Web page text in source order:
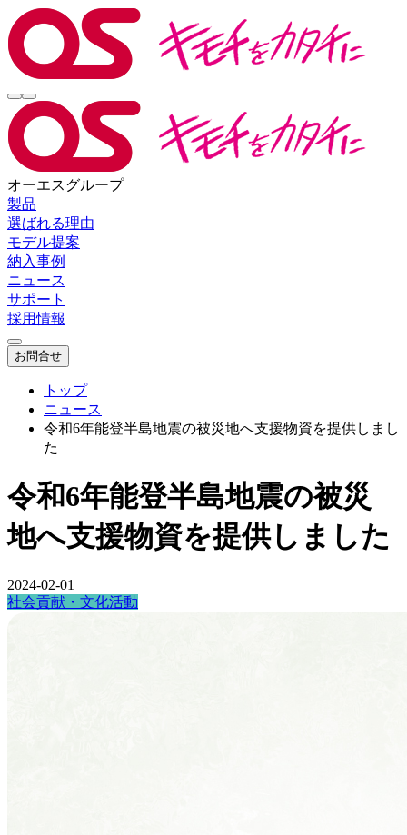
オーエスグループ
製品
選ばれる理由
モデル提案
納入事例
ニュース
サポート
採用情報
お問合せ
トップ
ニュース
令和6年能登半島地震の被災地へ支援物資を提供しまし
た
令和6年能登半島地震の被災
地へ支援物資を提供しました
2024-02-01
社会貢献・文化活動